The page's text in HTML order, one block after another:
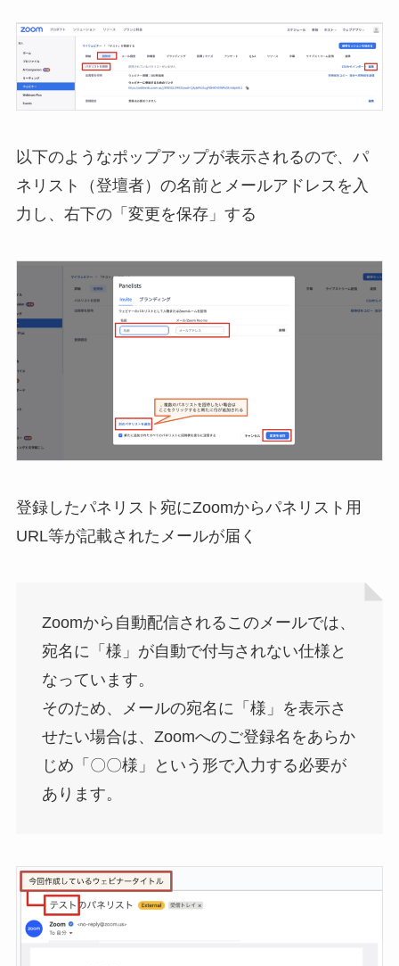
以下のようなポップアップが表示されるので、パ
ネリスト（登壇者）の名前とメールアドレスを入
力し、右下の「変更を保存」する
登録したパネリスト宛にZoomからパネリスト用
URL等が記載されたメールが届く
Zoomから自動配信されるこのメールでは、
宛名に「様」が自動で付与されない仕様と
なっています。
そのため、メールの宛名に「様」を表示さ
せたい場合は、Zoomへのご登録名をあらか
じめ「〇〇様」という形で入力する必要が
あります。